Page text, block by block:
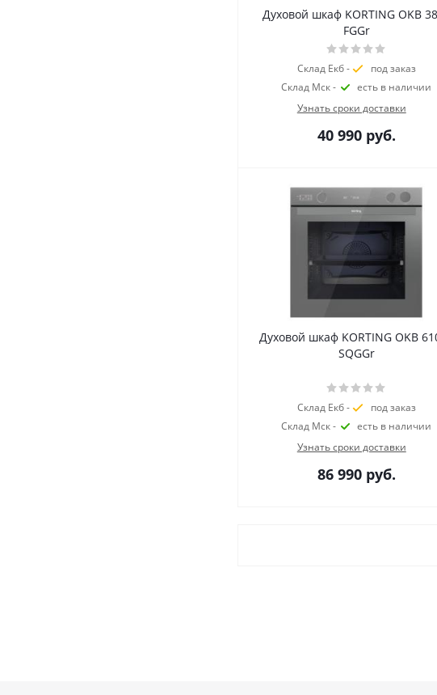
Духовой шкаф KORTING OKB
FGGr
Склад Екб -
под заказ
Склад Мск -
есть в наличии
Узнать сроки доставки
40 990руб.
Духовой шкаф KORTING OKB
SQGGr
Склад Екб -
под заказ
Склад Мск -
есть в наличии
Узнать сроки доставки
86 990руб.